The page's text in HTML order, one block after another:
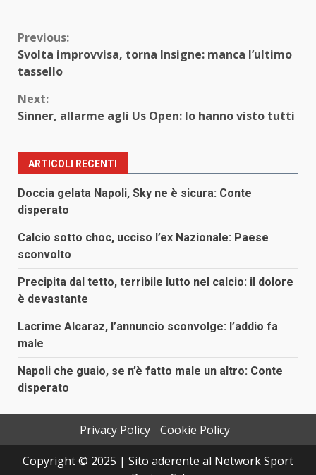
Continue
Reading
Previous:
Svolta improvvisa, torna Insigne: manca l’ultimo
tassello
Next:
Sinner, allarme agli Us Open: lo hanno visto tutti
ARTICOLI RECENTI
Doccia gelata Napoli, Sky ne è sicura: Conte
disperato
Calcio sotto choc, ucciso l’ex Nazionale: Paese
sconvolto
Precipita dal tetto, terribile lutto nel calcio: il dolore
è devastante
Lacrime Alcaraz, l’annuncio sconvolge: l’addio fa
male
Napoli che guaio, se n’è fatto male un altro: Conte
disperato
Privacy Policy
Cookie Policy
Copyright © 2025 | Sito aderente al Network Sport